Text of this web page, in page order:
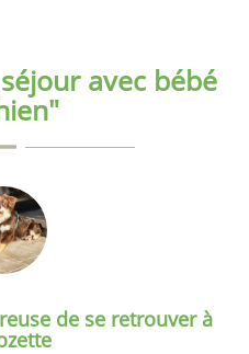
avec bébé
de se retrouver à